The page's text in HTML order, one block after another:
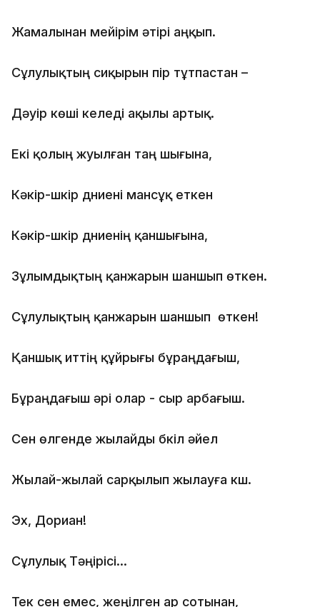
Жамалынан мейірім әтірі аңқып.
Сұлулықтың сиқырын пір тұтпастан –
Дәуір көші келеді ақылы артық.
Екі қолың жуылған таң шығына,
Кәкір-шүкір дүниені мансұқ еткен
Кәкір-шүкір дүниенің қаншығына,
Зұлымдықтың қанжарын шаншып өткен.
Сұлулықтың қанжарын шаншып өткен!
Қаншық иттің құйрығы бұраңдағыш,
Бұраңдағыш әрі олар - сыр арбағыш.
Сен өлгенде жылайды бүкіл әйел
Жылай-жылай сарқылып жылауға күш.
Эx, Дориан!
Сұлулық Тәңірісі...
Тек сен емес, жеңілген ар сотынан,